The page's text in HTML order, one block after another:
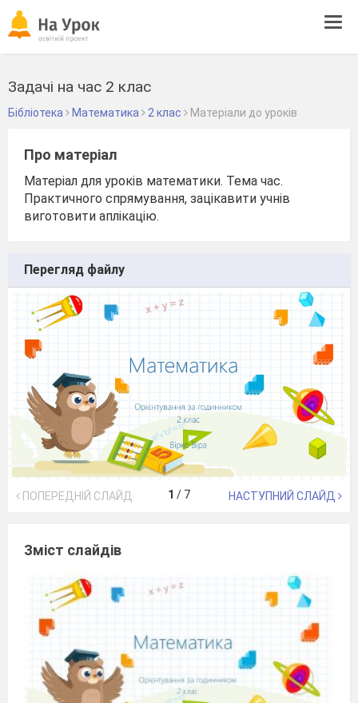
Задачі на час 2 клас
Бібліотека Математика 2 клас Матеріали до уроків
Про матеріал
Матеріал для уроків математики. Тема час.
Практичного спрямування, зацікавити учнів
виготовити аплікацію.
Перегляд файлу
ПОПЕРЕДНІЙ СЛАЙД 1 / 7 НАСТУПНИЙ СЛАЙД
Зміст слайдів